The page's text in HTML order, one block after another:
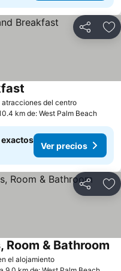
Compartir
del centro
km de: West Palm Beach
Ver precios
Compartir
el alojamiento
& Bathroom